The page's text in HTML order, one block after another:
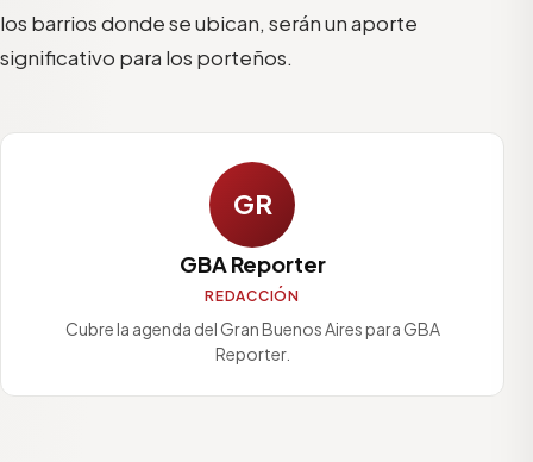
los barrios donde se ubican, serán un aporte
significativo para los porteños.
GR
GBA Reporter
REDACCIÓN
Cubre la agenda del Gran Buenos Aires para GBA
Reporter.